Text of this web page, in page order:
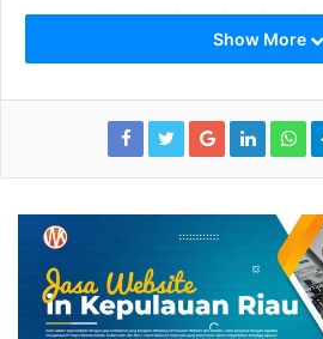
Apa Itu
(distributed ledger) yang
bentuk blok data, yang saling
Karakteristik utama blockchain:
Desentralisasi– Tidak ada
mengendalikan data.
Show More